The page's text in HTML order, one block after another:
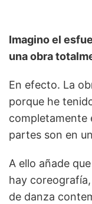
Imagino el
una obra
En efecto. La
porque he
completamente
partes son en
A ello añade
hay
de danza